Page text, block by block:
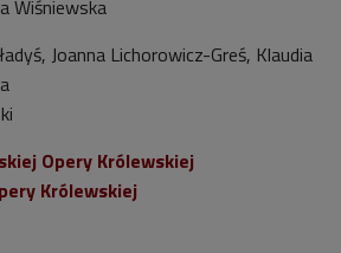
Wiśniewska
Joanna Lichorowicz-Greś, Klaudia
Opery Królewskiej
Królewskiej